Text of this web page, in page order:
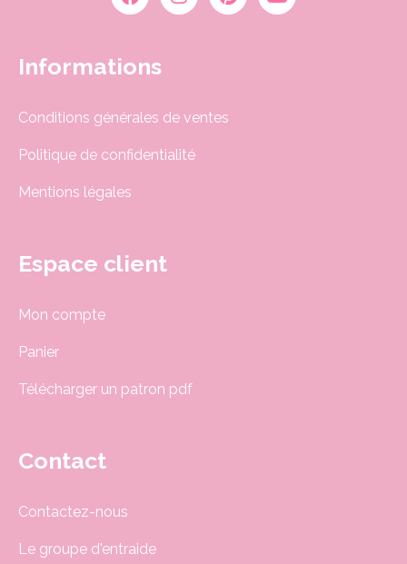
Informations
Conditions générales de ventes
Politique de confidentialité
Mentions légales
Espace client
Mon compte
Panier
Télécharger un patron pdf
Contact
Contactez-nous
Le groupe d'entraide